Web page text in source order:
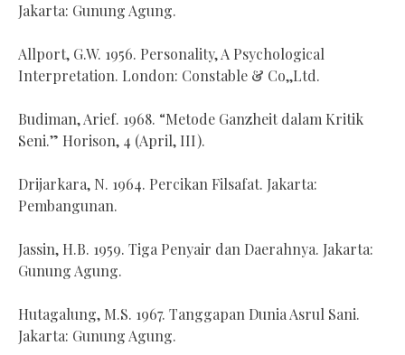
Jakarta: Gunung Agung.
Allport, G.W. 1956. Personality, A Psychological
Interpretation. London: Constable & Co,,Ltd.
Budiman, Arief. 1968. “Metode Ganzheit dalam Kritik
Seni.” Horison, 4 (April, III).
Drijarkara, N. 1964. Percikan Filsafat. Jakarta:
Pembangunan.
Jassin, H.B. 1959. Tiga Penyair dan Daerahnya. Jakarta:
Gunung Agung.
Hutagalung, M.S. 1967. Tanggapan Dunia Asrul Sani.
Jakarta: Gunung Agung.